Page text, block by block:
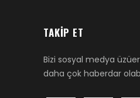
TAKIP ET
Bizi sosyal medya
daha çok haberdar